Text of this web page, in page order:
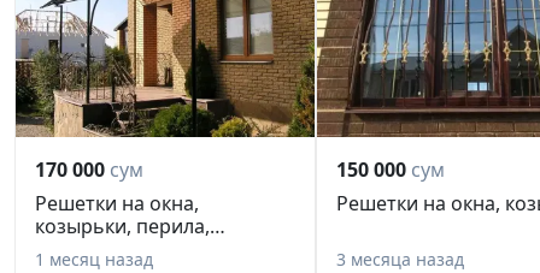
170 000 сум
Решетки на окна,
козырьки, перила,
ограждения, нав...
1 месяц назад
150 000 сум
Решетки на окна,
3 месяца назад